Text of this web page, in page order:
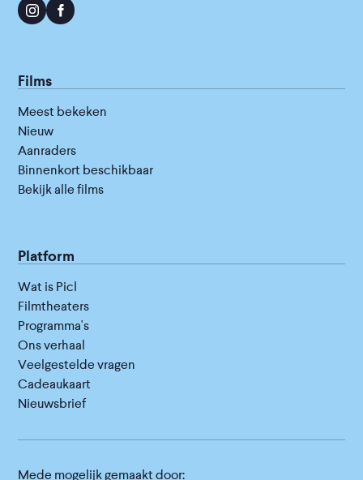
Films
Meest bekeken
Nieuw
Aanraders
Binnenkort beschikbaar
Bekijk alle films
Platform
Wat is Picl
Filmtheaters
Programma's
Ons verhaal
Veelgestelde vragen
Cadeaukaart
Nieuwsbrief
Mede mogelijk gemaakt door: